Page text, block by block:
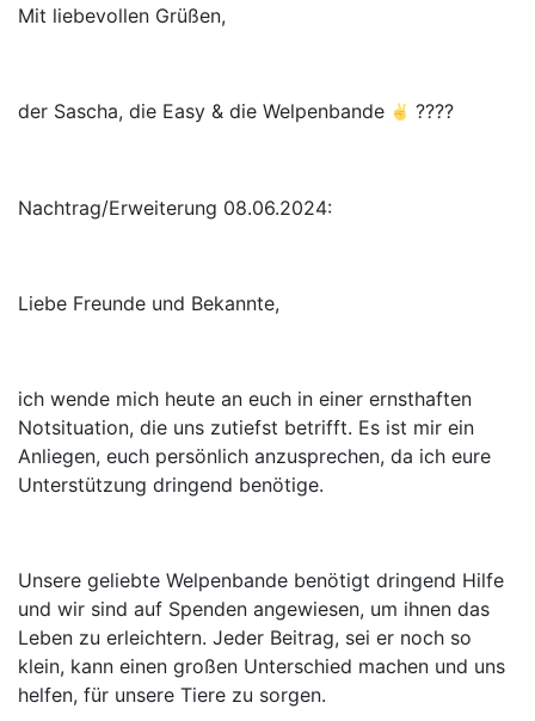
Mit liebevollen Grüßen,
der Sascha, die Easy & die Welpenbande ????
Nachtrag/Erweiterung 08.06.2024:
Liebe Freunde und Bekannte,
ich wende mich heute an euch in einer ernsthaften
Notsituation, die uns zutiefst betrifft. Es ist mir ein
Anliegen, euch persönlich anzusprechen, da ich eure
Unterstützung dringend benötige.
Unsere geliebte Welpenbande benötigt dringend Hilfe
und wir sind auf Spenden angewiesen, um ihnen das
Leben zu erleichtern. Jeder Beitrag, sei er noch so
klein, kann einen großen Unterschied machen und uns
helfen, für unsere Tiere zu sorgen.